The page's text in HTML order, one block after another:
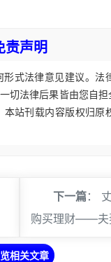
责声明
式法律意见建议。法
切法律后果皆由您自
站刊载内容版权归原
下一篇：
购买理财——夫
相关文章